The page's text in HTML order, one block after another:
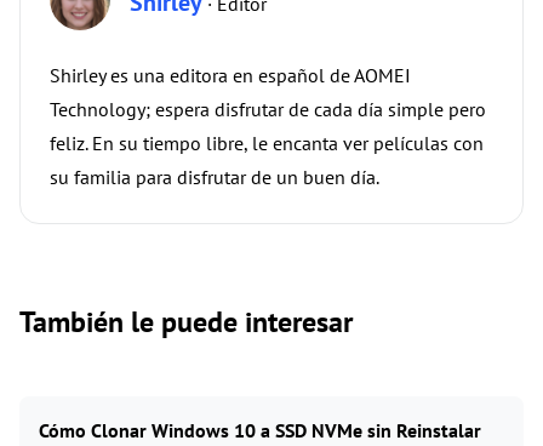
Shirley es una editora en español de AOMEI
Technology; espera disfrutar de cada día simple pero
feliz. En su tiempo libre, le encanta ver películas con
su familia para disfrutar de un buen día.
También le puede interesar
Cómo Clonar Windows 10 a SSD NVMe sin Reinstalar